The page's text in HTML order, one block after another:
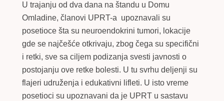
U trajanju od dva dana na štandu u Domu
Omladine, članovi UPRT-a upoznavali su
posetioce šta su neuroendokrini tumori, lokacije
gde se najčešće otkrivaju, zbog čega su specifični
i retki, sve sa ciljem podizanja svesti javnosti o
postojanju ove retke bolesti. U tu svrhu deljenji su
flajeri udruženja i edukativni lifleti. U isto vreme
posetioci su upoznavani da je UPRT u sastavu